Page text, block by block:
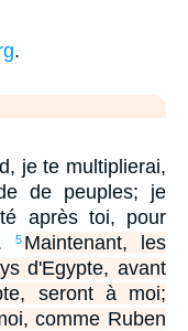
.
je te multiplierai,
de peuples; je
après toi, pour
5 Maintenant, les
d'Egypte, avant
seront à moi;
comme Ruben